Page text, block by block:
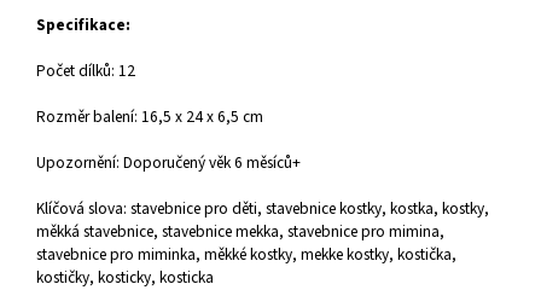
Specifikace:
Počet dílků: 12
Rozměr balení: 16,5 x 24 x 6,5 cm
Upozornění: Doporučený věk 6 měsíců+
Klíčová slova: stavebnice pro děti, stavebnice kostky, kostka, kostky,
měkká stavebnice, stavebnice mekka, stavebnice pro mimina,
stavebnice pro miminka, měkké kostky, mekke kostky, kostička,
kostičky, kosticky, kosticka